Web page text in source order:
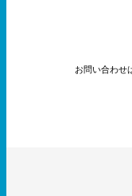
お問い合わせ